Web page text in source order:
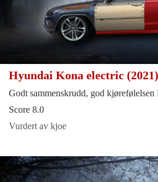
Hyundai Kona electric (2021)
Godt sammenskrudd, god
Score 8.0
Vurdert av kjoe